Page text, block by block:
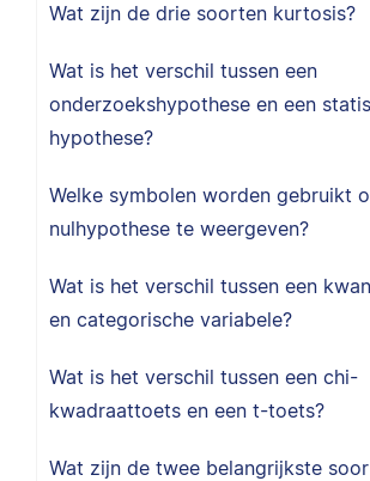
Wat zijn de drie soorten kurtosis?
Wat is het verschil tussen een
onderzoekshypothese en een
hypothese?
Welke symbolen worden gebruikt
nulhypothese te weergeven?
Wat is het verschil tussen een
en categorische variabele?
Wat is het verschil tussen een chi-
kwadraattoets en een t-toets?
Wat zijn de twee belangrijkste